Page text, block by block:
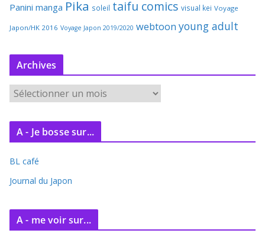
Panini manga Pika soleil taifu comics visual kei Voyage
Japon/HK 2016 Voyage Japon 2019/2020 webtoon young adult
Archives
c
v
e
A - Je bosse sur...
BL café
Journal du Japon
A - me voir sur...